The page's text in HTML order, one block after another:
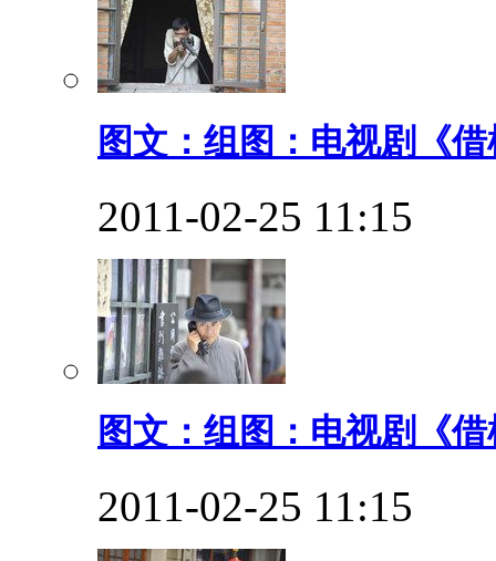
图文：组图：电视剧《
2011-02-25 11:15
图文：组图：电视剧《
2011-02-25 11:15